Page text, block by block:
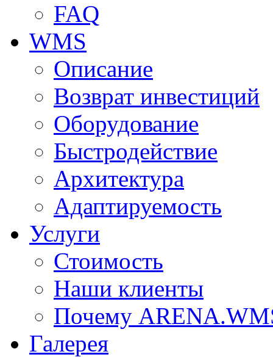
FAQ
WMS
Описание
Возврат инвестиций
Оборудование
Быстродействие
Архитектура
Адаптируемость
Услуги
Стоимость
Наши клиенты
Почему
Галерея